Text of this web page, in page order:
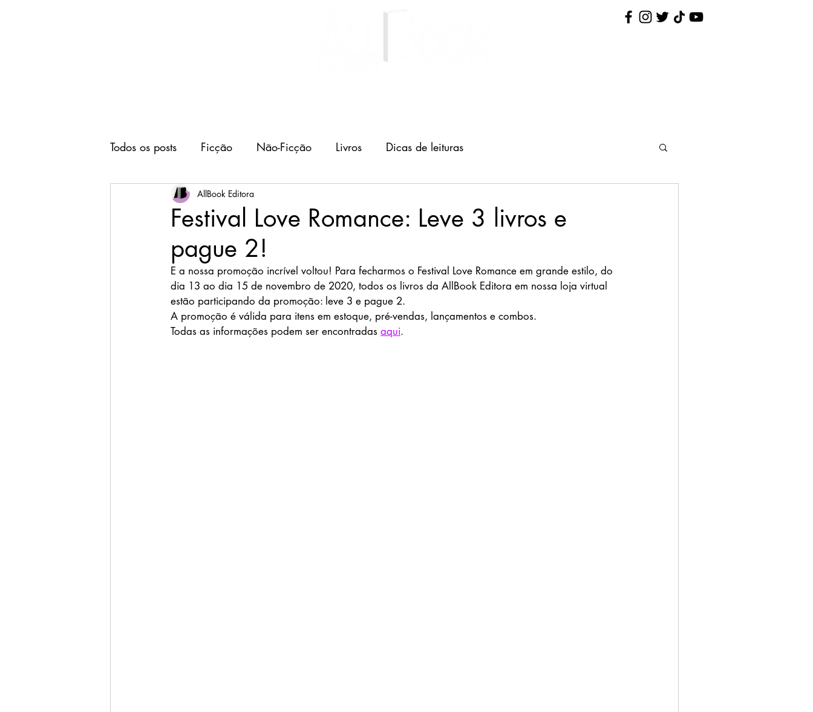
Todos os posts Ficção Não-Ficção Livros Dicas de leituras
Festival Love Romance: Leve 3 livros e
pague 2!
AllBook Editora
E a nossa promoção incrível voltou! Para fecharmos o Festival Love Romance em grande estilo, do
dia 13 ao dia 15 de novembro de 2020, todos os livros da AllBook Editora em nossa loja virtual
estão participando da promoção: leve 3 e pague 2.
A promoção é válida para itens em estoque, pré-vendas, lançamentos e combos.
Todas as informações podem ser encontradas aqui.